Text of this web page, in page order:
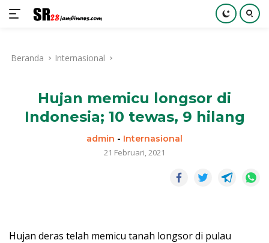
kontenBeranda Internasional
Hujan memicu longsor di
Indonesia; 10 tewas, 9 hilang
admin - Internasional
21 Februari, 2021
Hujan deras telah memicu tanah longsor di pulau